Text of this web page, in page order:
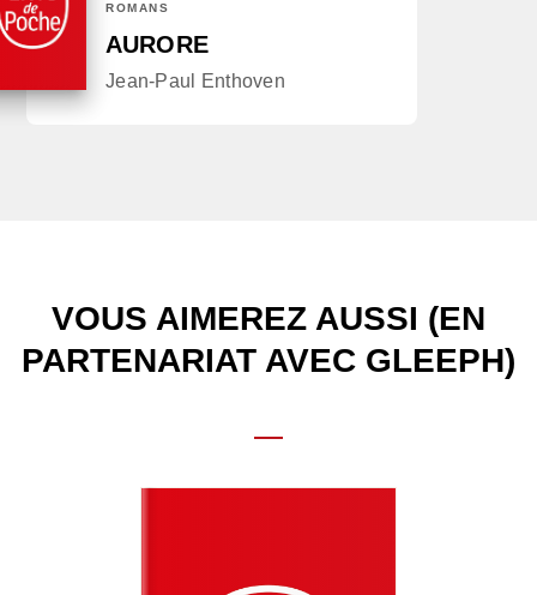
ROMANS
AURORE
Jean-Paul Enthoven
VOUS AIMEREZ AUSSI (EN
PARTENARIAT AVEC GLEEPH)